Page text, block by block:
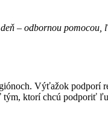
– odbornou
Výťažok podporí
ktorí chcú podporiť